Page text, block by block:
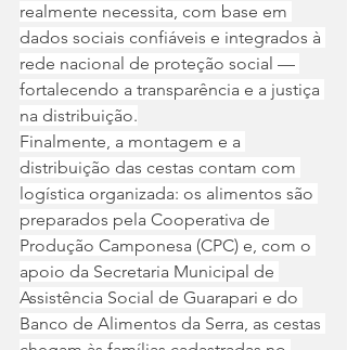
realmente necessita, com base em
dados sociais confiáveis e integrados à
rede nacional de proteção social —
fortalecendo a transparência e a justiça
na distribuição.
Finalmente, a montagem e a
distribuição das cestas contam com
logística organizada: os alimentos são
preparados pela Cooperativa de
Produção Camponesa (CPC) e, com o
apoio da Secretaria Municipal de
Assistência Social de Guarapari e do
Banco de Alimentos da Serra, as cestas